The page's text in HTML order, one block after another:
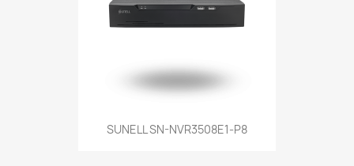
SUNELL SN-NVR3508E1-P8